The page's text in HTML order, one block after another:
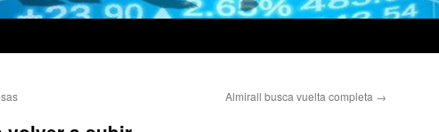
Almirall busca vuelta completa →